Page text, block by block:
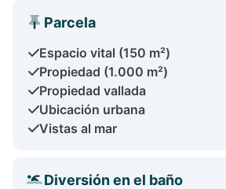
Parcela
Espacio vital (150 m²)
Propiedad (1.000 m²)
Propiedad vallada
Ubicación urbana
Vistas al mar
Diversión en el baño